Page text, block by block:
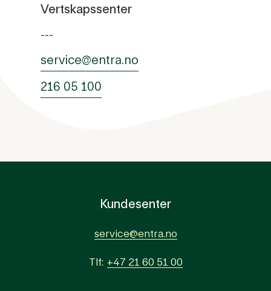
Vertskapssenter
---
service@entra.no
216 05 100
Kundesenter
service@entra.no
Tlf: +47 21 60 51 00